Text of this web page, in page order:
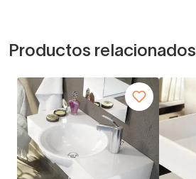
Productos relacionados